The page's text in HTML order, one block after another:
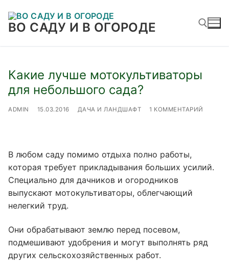
содержимому
ВО САДУ И В ОГОРОДЕ
Какие лучше мотокультиваторы
для небольшого сада?
ADMIN 15.03.2016 ДАЧА И ЛАНДШАФТ 1 КОММЕНТАРИЙ
В любом саду помимо отдыха полно работы,
которая требует прикладывания больших усилий.
Специально для дачников и огородников
выпускают мотокультиваторы, облегчающий
нелегкий труд.
Они обрабатывают землю перед посевом,
подмешивают удобрения и могут выполнять ряд
других сельскохозяйственных работ.